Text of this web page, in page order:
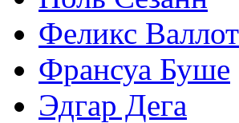
Феликс
Франсуа Буше
Эдгар Дега